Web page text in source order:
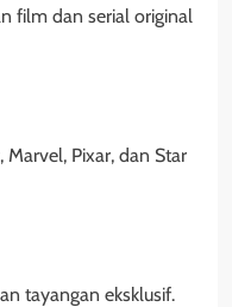
film dan serial original
Pixar, dan Star
tayangan eksklusif.